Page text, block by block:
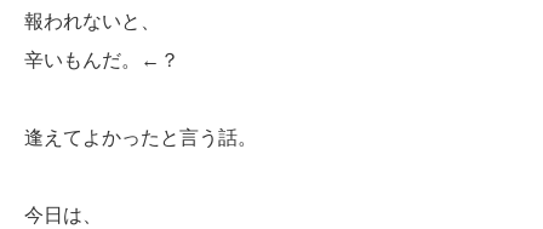
報われないと、
辛いもんだ。←？
逢えてよかったと言う話。
今日は、